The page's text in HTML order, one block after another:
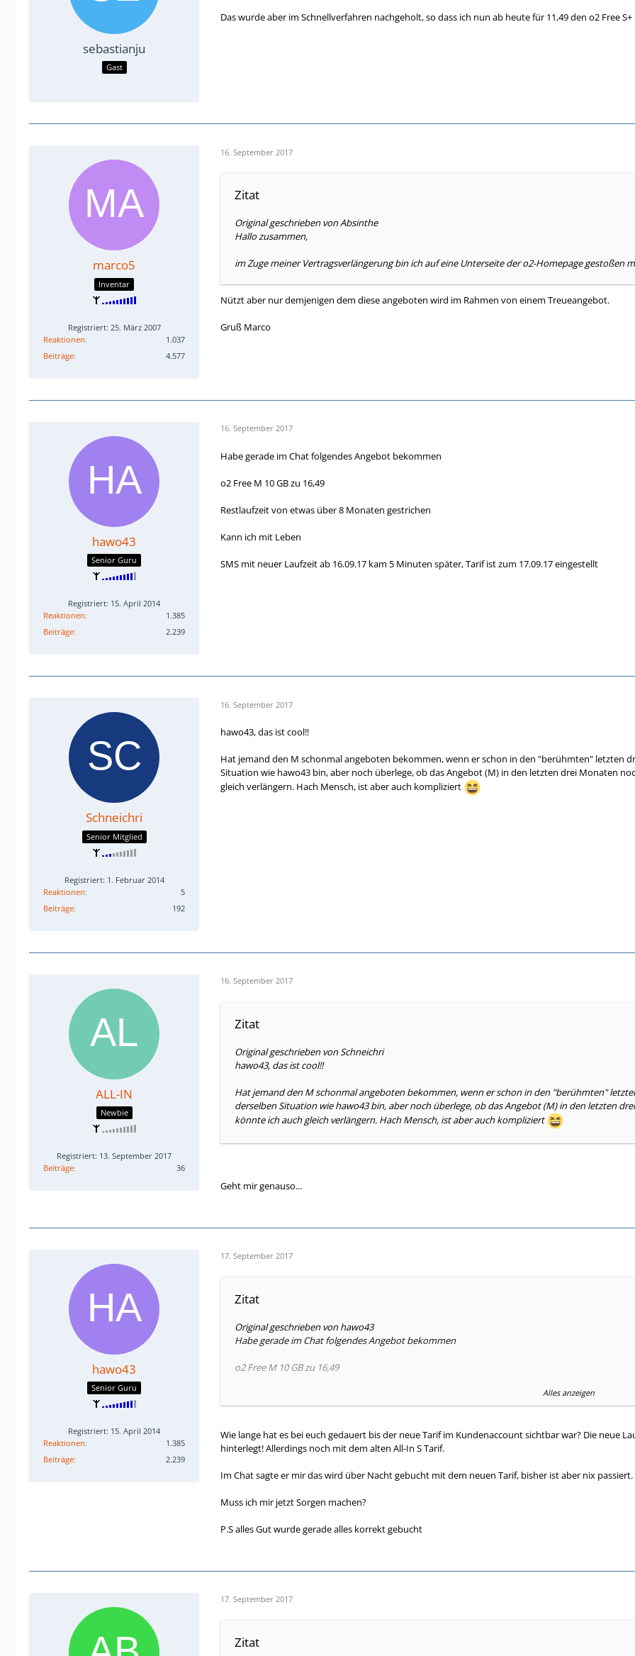
sebastianju
Gast
Das wurde aber im Schnellverfahren nachgeholt, so dass ich nun ab heute für 11,49 den o2 Free
marco5
Inventar
Registriert: 25. März 2007
Reaktionen
1.037
Beiträge
4.577
16. September 2017
Zitat
Original geschrieben von Absinthe
Hallo zusammen,
im Zuge meiner Vertragsverlängerung bin ich auf eine Unterseite der o2-Homepage gestoßen
Nützt aber nur demjenigen dem diese angeboten wird im Rahmen von einem Treueangebot.
Gruß Marco
hawo43
Senior Guru
Registriert: 15. April 2014
Reaktionen
1.385
Beiträge
2.239
16. September 2017
Habe gerade im Chat folgendes Angebot bekommen
o2 Free M 10 GB zu 16,49
Restlaufzeit von etwas über 8 Monaten gestrichen
Kann ich mit Leben
SMS mit neuer Laufzeit ab 16.09.17 kam 5 Minuten später, Tarif ist zum 17.09.17 eingestellt
Schneichri
Senior Mitglied
Registriert: 1. Februar 2014
Reaktionen
5
Beiträge
192
16. September 2017
hawo43, das ist cool!!
Hat jemand den M schonmal angeboten bekommen, wenn er schon in den "berühmten" letzten
Situation wie hawo43 bin, aber noch überlege, ob das Angebot (M) in den letzten drei Monaten
gleich verlängern. Hach Mensch, ist aber auch kompliziert
ALL-IN
Newbie
Registriert: 13. September 2017
Beiträge
36
16. September 2017
Zitat
Original geschrieben von Schneichri
hawo43, das ist cool!!
Hat jemand den M schonmal angeboten bekommen, wenn er schon in den "berühmten"
derselben Situation wie hawo43 bin, aber noch überlege, ob das Angebot (M) in den letzten
könnte ich auch gleich verlängern. Hach Mensch, ist aber auch kompliziert
Geht mir genauso...
hawo43
Senior Guru
Registriert: 15. April 2014
Reaktionen
1.385
Beiträge
2.239
17. September 2017
Zitat
Original geschrieben von hawo43
Habe gerade im Chat folgendes Angebot bekommen
o2 Free M 10 GB zu 16,49
SMS mit neuer Laufzeit ab 16.09.17 kam 5 Minuten später, Tarif ist zum 17.09.17 eingestellt
Alles anzeigen
Wie lange hat es bei euch gedauert bis der neue Tarif im Kundenaccount sichtbar war? Die neue
hinterlegt! Allerdings noch mit dem alten All-In S Tarif.
Im Chat sagte er mir das wird über Nacht gebucht mit dem neuen Tarif, bisher ist aber nix
Muss ich mir jetzt Sorgen machen?
P.S alles Gut wurde gerade alles korrekt gebucht
17. September 2017
Zitat